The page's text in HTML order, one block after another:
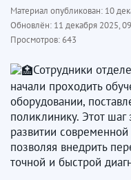
Материал опубликован: 10
Обновлён: 11 декабря 2025,
Просмотров:643
Сотрудники
начали проходить
оборудовании,
поликлинику. Этот
развитии
позволяя внедрить
точной и быстрой